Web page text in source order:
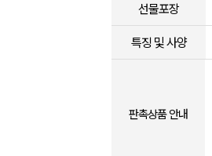
선물포장
특징 및 사양
판촉상품 안내